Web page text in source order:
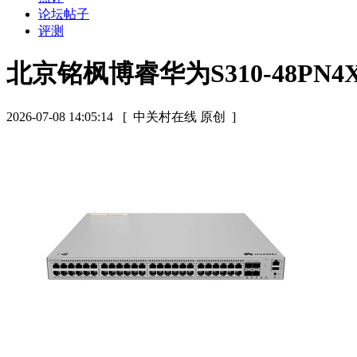
论坛帖子
评测
北京铭枫博睿华为S310-
2026-07-08 14:05:14 [ 中关村在线 原创 ]